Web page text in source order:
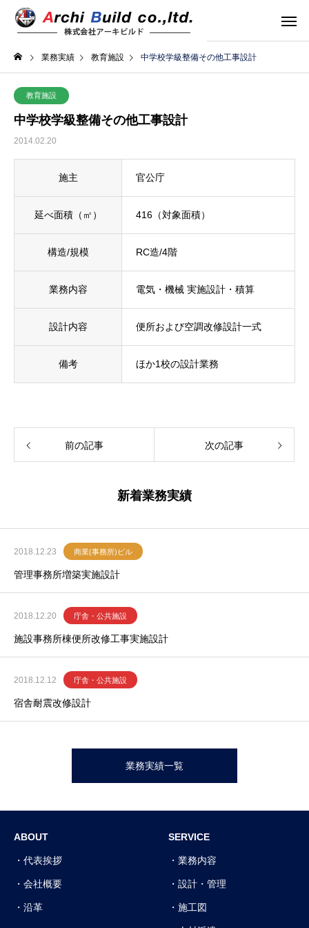
業務実績 教育施設 中学校学級整備その他工事設計
教育施設
中学校学級整備その他工事設計
2014.02.20
施主 官公庁
延べ面積（㎡） 416（対象面積）
構造/規模 RC造/4階
業務内容 電気・機械 実施設計・積算
設計内容 便所および空調改修設計一式
備考 ほか1校の設計業務
前の記事 次の記事
新着業務実績
2018.12.23 商業(事務所)ビル
管理事務所増築実施設計
2018.12.20 庁舎・公共施設
施設事務所棟便所改修工事実施設計
2018.12.12 庁舎・公共施設
宿舎耐震改修設計
業務実績一覧
ABOUT
代表挨拶
会社概要
沿革
SERVICE
業務内容
設計・管理
施工図